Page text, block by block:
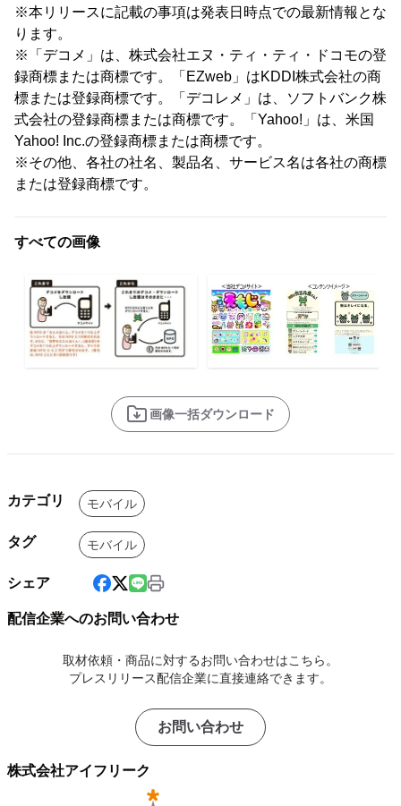
※本リリースに記載の事項は発表日時点での最新情報とな
ります。
※「デコメ」は、株式会社エヌ・ティ・ティ・ドコモの登
録商標または商標です。「EZweb」はKDDI株式会社の商
標または登録商標です。「デコレメ」は、ソフトバンク株
式会社の登録商標または商標です。「Yahoo!」は、米国
Yahoo! Inc.の登録商標または商標です。
※その他、各社の社名、製品名、サービス名は各社の商標
または登録商標です。
すべての画像
画像一括ダウンロード
カテゴリ モバイル
タグ モバイル
シェア
配信企業へのお問い合わせ
取材依頼・商品に対するお問い合わせはこちら。
プレスリリース配信企業に直接連絡できます。
お問い合わせ
株式会社アイフリーク